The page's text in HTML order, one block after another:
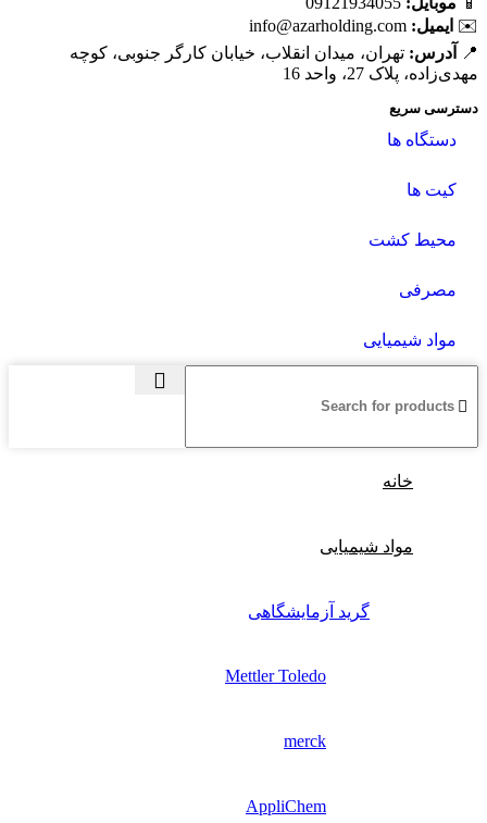
✉️ ایمیل: info@azarholding.com
📍
آدرس: تهران، میدان انقلاب، خیابان کارگر جنوبی، کوچه
مهدی‌زاده، پلاک 27، واحد 16
دسترسی سریع
دستگاه ها
کیت ها
محیط کشت
مصرفی
مواد شیمیایی
خانه
مواد شیمیایی
گرید آزمایشگاهی
Mettler Toledo
merck
AppliChem